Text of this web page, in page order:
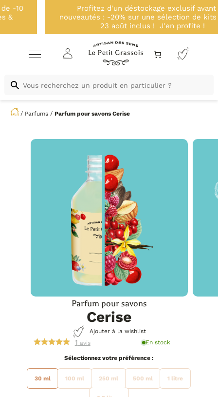
Profitez d'un déstockage exclusif avant nos
nouveautés : -20% sur une sélection de kits jusqu'au
23 août inclus ! J'en profite !
/ Parfums /Parfum pour savonsCerise
Parfum pour savons
Cerise
Ajouter à la wishlist
1 avis En stock
préférence
30 ml 100 ml 250 ml 500 ml 1 litre